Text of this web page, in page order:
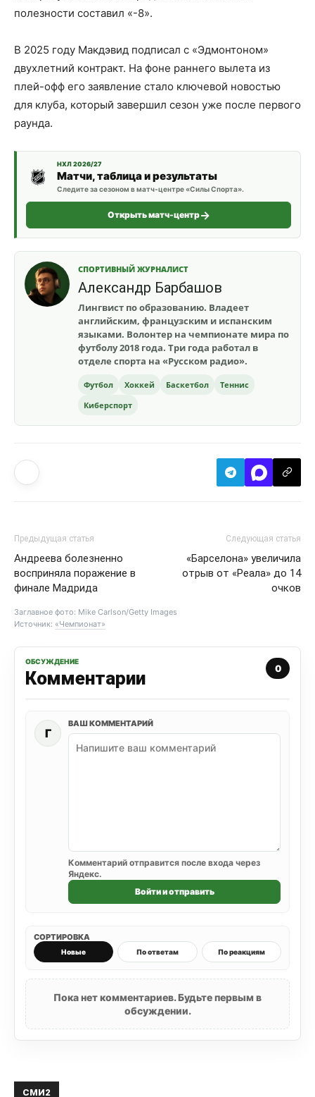
полезности составил «-8».
В 2025 году Макдэвид подписал с «Эдмонтоном»
двухлетний контракт. На фоне раннего вылета из
плей-офф его заявление стало ключевой новостью
для клуба, который завершил сезон уже после первого
раунда.
НХЛ 2026/27
Матчи, таблица и результаты
Следите за сезоном в матч-центре «Силы Спорта».
Открыть матч-центр
СПОРТИВНЫЙ ЖУРНАЛИСТ
Александр Барбашов
Лингвист по образованию. Владеет
английским, французским и испанским
языками. Волонтер на чемпионате мира по
футболу 2018 года. Три года работал в
отделе спорта на «Русском радио».
Футбол Хоккей Баскетбол
Теннис
Киберспорт
Предыдущая статья
Андреева болезненно
восприняла поражение в
финале Мадрида
Следующая статья
«Барселона» увеличила
отрыв от «Реала» до 14
очков
Заглавное фото: Mike Carlson/Getty Images
Источник: «Чемпионат»
ОБСУЖДЕНИЕ
Комментарии 0
Г
ВАШ КОММЕНТАРИЙ
Комментарий отправится после входа через
Яндекс.
Войти и отправить
СОРТИРОВКА
Новые По ответам По реакциям
Пока нет комментариев. Будьте первым в
обсуждении.
СМИ2